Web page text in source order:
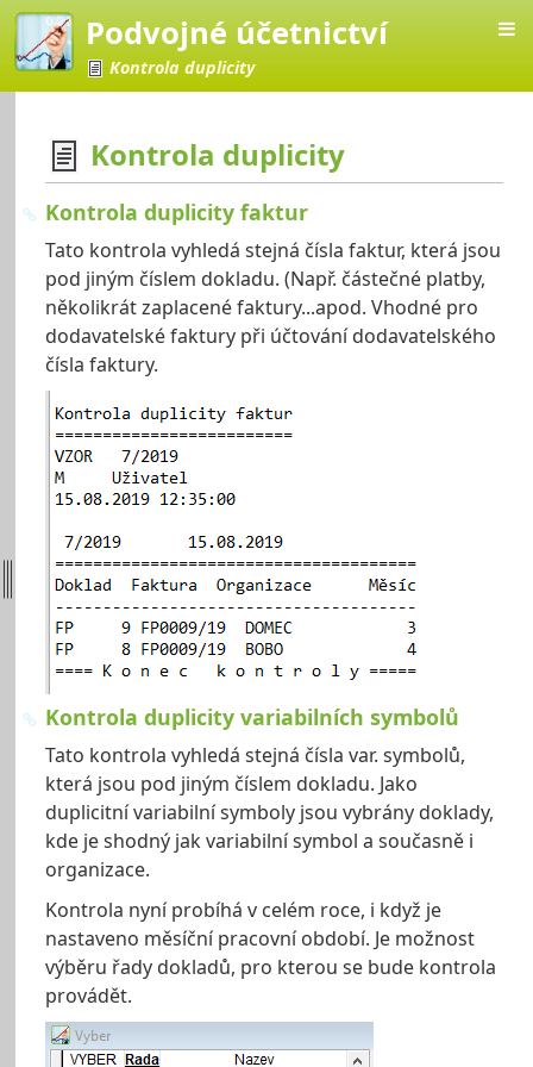
Podvojné účetnictví
Kontrola duplicity
Kontrola duplicity
Kontrola duplicity faktur
Tato kontrola vyhledá stejná čísla faktur, která jsou
pod jiným číslem dokladu. (Např. částečné platby,
několikrát zaplacené faktury...apod. Vhodné pro
dodavatelské faktury při účtování dodavatelského
čísla faktury.
Kontrola duplicity variabilních symbolů
Tato kontrola vyhledá stejná čísla var. symbolů,
která jsou pod jiným číslem dokladu. Jako
duplicitní variabilní symboly jsou vybrány doklady,
kde je shodný jak variabilní symbol a současně i
organizace.
Kontrola nyní probíhá v celém roce, i když je
nastaveno měsíční pracovní období. Je možnost
výběru řady dokladů, pro kterou se bude kontrola
provádět.